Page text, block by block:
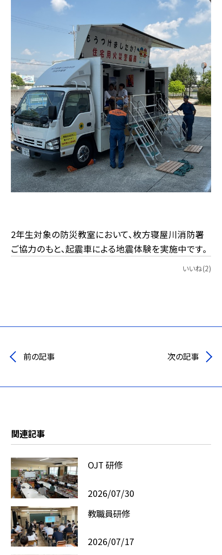
2年生対象の防災教室において、枚方寝屋川消防署
ご協力のもと、起震車による地震体験を実施中です。
いいね(2)
前の記事 次の記事
関連記事
OJT 研修
2026/07/30
教職員研修
2026/07/17